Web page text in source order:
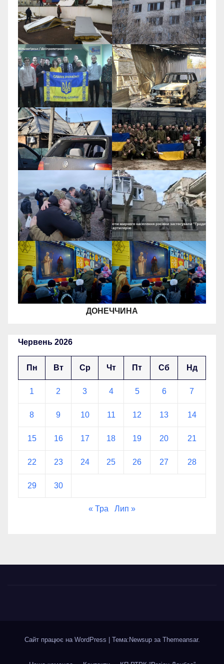
ДОНЕЧЧИНА
Червень 2026
Пн Вт Ср Чт Пт Сб Нд
1 2 3 4 5 6 7
8 9 10 11 12 13 14
15 16 17 18 19 20 21
22 23 24 25 26 27 28
29 30
« Тра Лип »
Сайт працює на WordPress Тема:Newsup за Themeansar.